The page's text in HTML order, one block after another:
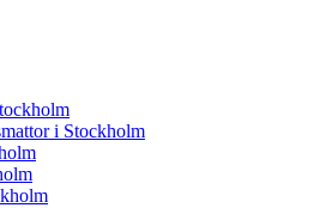
i Stockholm